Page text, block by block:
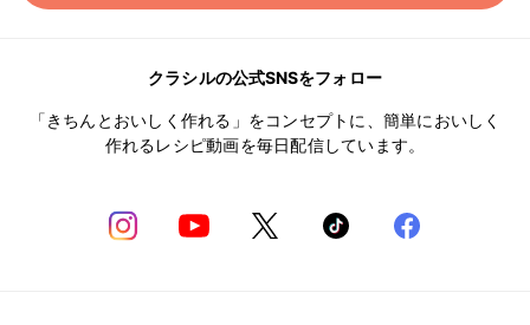
クラシルの公式SNSをフォロー
「きちんとおいしく作れる」をコンセプトに、簡単においしく
作れるレシピ動画を毎日配信しています。